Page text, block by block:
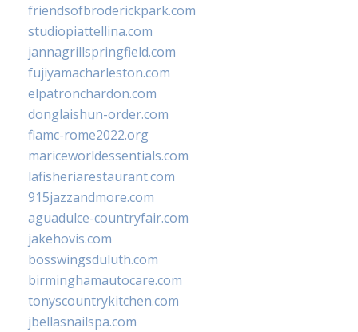
friendsofbroderickpark.com
studiopiattellina.com
jannagrillspringfield.com
fujiyamacharleston.com
elpatronchardon.com
donglaishun-order.com
fiamc-rome2022.org
mariceworldessentials.com
lafisheriarestaurant.com
915jazzandmore.com
aguadulce-countryfair.com
jakehovis.com
bosswingsduluth.com
birminghamautocare.com
tonyscountrykitchen.com
jbellasnailspa.com